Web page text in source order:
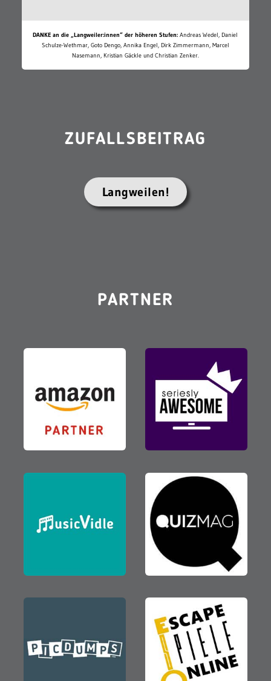
DANKE an die „Langweiler:innen“ der höheren Stufen: Andreas Wedel, Daniel
Schulze-Wethmar, Goto Dengo, Annika Engel, Dirk Zimmermann, Marcel
Nasemann, Kristian Gäckle und Christian Zenker.
ZUFALLSBEITRAG
Langweilen!
PARTNER